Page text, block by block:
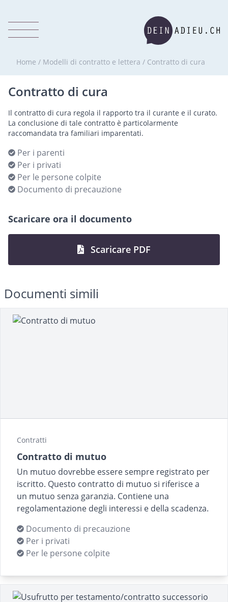
Home / Modelli di contratto e lettera / Contratto di cura
Contratto di cura
Il contratto di cura regola il rapporto tra il curante e il curato.
La conclusione di tale contratto è particolarmente
raccomandata tra familiari imparentati.
Per i parenti
Per i privati
Per le persone colpite
Documento di precauzione
Scaricare ora il documento
Scaricare PDF
Documenti simili
Contratti
Contratto di mutuo
Un mutuo dovrebbe essere sempre registrato per
iscritto. Questo contratto di mutuo si riferisce a
un mutuo senza garanzia. Contiene una
regolamentazione degli interessi e della scadenza.
Documento di precauzione
Per i privati
Per le persone colpite